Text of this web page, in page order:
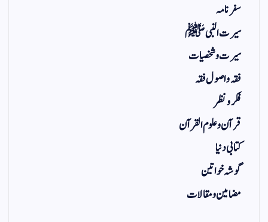
سفر نامہ
سیرت النبی ﷺ
سیرت و شخصیات
فقہ و اصول فقہ
فکر و نظر
قرآن و علوم القرآن
کتابی دنیا
گوشہ خواتین
مضامین و مقالات